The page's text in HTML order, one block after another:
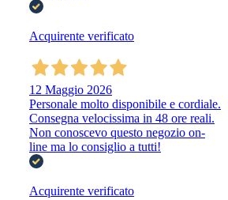
Acquirente verificato
12 Maggio 2026
Personale molto disponibile e cordiale.
Consegna velocissima in 48 ore reali.
Non conoscevo questo negozio on-
line ma lo consiglio a tutti!
Acquirente verificato